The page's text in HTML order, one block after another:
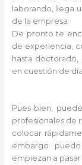
laborando, llega
de la empresa.
De pronto te
de experiencia,
hasta
en cuestión de
Pues bien,
profesionales de
colocar
embargo
empiezan a